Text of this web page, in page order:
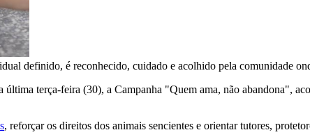
definido, é reconhecido, cuidado e acolhido pela comunidade
terça-feira (30), a Campanha "Quem ama, não abandona",
, reforçar os direitos dos animais sencientes e orientar tutores,